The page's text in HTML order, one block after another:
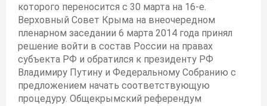
которого переносится с 30 марта на 16-е.
Верховный Совет Крыма на внеочередном
пленарном заседании 6 марта 2014 года принял
решение войти в состав России на правах
субъекта РФ и обратился к президенту РФ
Владимиру Путину и Федеральному Собранию с
предложением начать соответствующую
процедуру. Общекрымский референдум